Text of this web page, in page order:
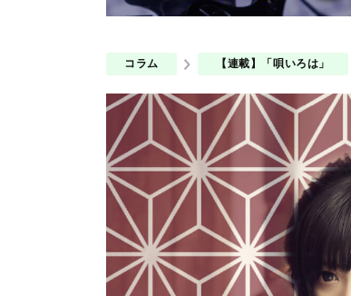
コラム 【連載】「唄いろは」